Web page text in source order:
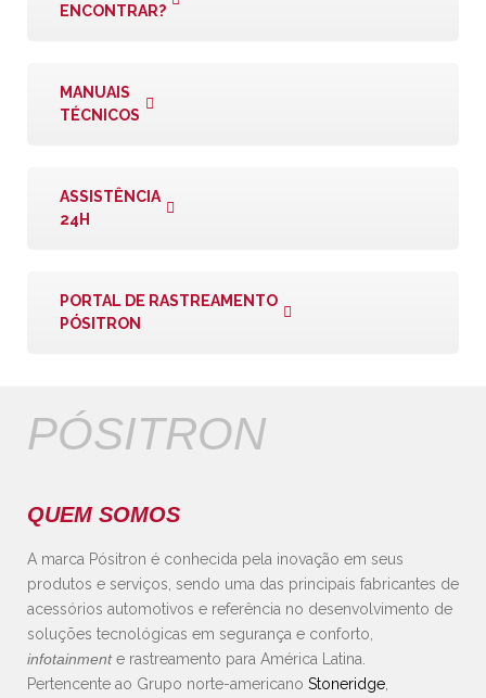
ENCONTRAR?
MANUAIS
TÉCNICOS
ASSISTÊNCIA
24H
PORTAL DE RASTREAMENTO
PÓSITRON
PÓSITRON
QUEM SOMOS
A marca Pósitron é conhecida pela inovação em seus
produtos e serviços, sendo uma das principais fabricantes de
acessórios automotivos e referência no desenvolvimento de
soluções tecnológicas em segurança e conforto,
infotainmente rastreamento para América Latina.
Pertencente ao Grupo norte-americano Stoneridge